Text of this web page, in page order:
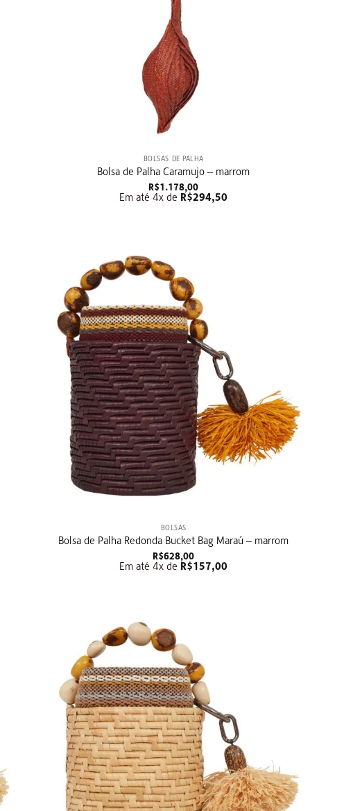
BOLSAS DE PALHA
Bolsa de Palha Caramujo – marrom
R$1.178,00
Em até 4x de R$294,50
BOLSAS
Bolsa de Palha Redonda Bucket Bag Maraú – marrom
R$628,00
Em até 4x de R$157,00